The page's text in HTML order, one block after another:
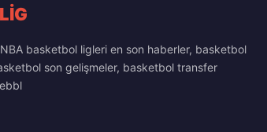
basketbol ligleri en son haberler, basketbol
son gelişmeler, basketbol transfer